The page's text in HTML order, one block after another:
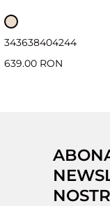
343638404244
639.00 RON